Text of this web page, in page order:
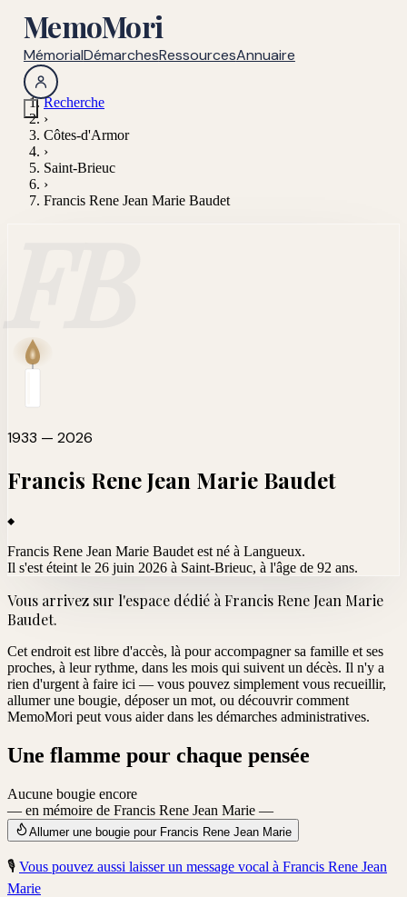
MemoMori
MémorialDémarchesRessourcesAnnuaire
Recherche
›
Côtes-d'Armor
›
Saint-Brieuc
›
Francis Rene Jean Marie Baudet
1933 — 2026
Francis Rene Jean Marie Baudet
Francis Rene Jean Marie Baudet est né à Langueux.
Il s'est éteint le 26 juin 2026 à Saint-Brieuc, à l'âge de 92 ans.
Vous arrivez sur l'espace dédié à Francis Rene Jean Marie
Baudet.
Cet endroit est libre d'accès, là pour accompagner sa famille et ses
proches, à leur rythme, dans les mois qui suivent un décès. Il n'y a
rien d'urgent à faire ici — vous pouvez simplement vous recueillir,
allumer une bougie, déposer un mot, ou découvrir comment
MemoMori peut vous aider dans les démarches administratives.
Une flamme pour chaque pensée
Aucune bougie encore
— en mémoire de Francis Rene Jean Marie —
Allumer une bougie pour Francis Rene Jean Marie
🎙️ Vous pouvez aussi laisser un message vocal à Francis Rene Jean
Marie